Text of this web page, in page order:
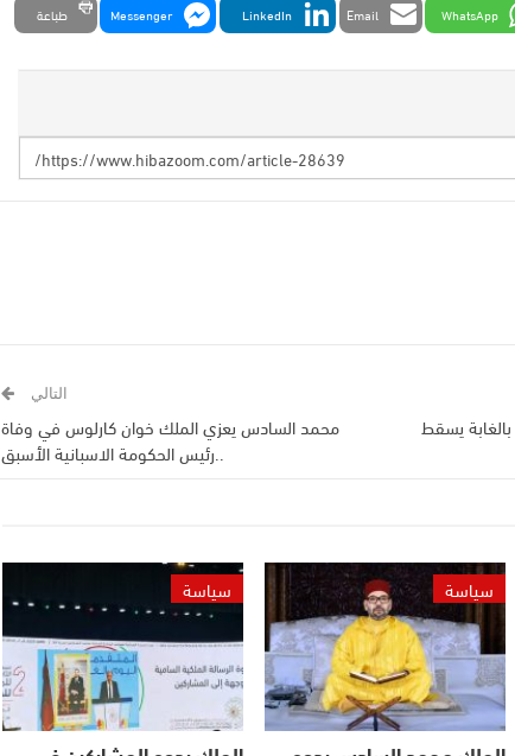
WhatsApp
Email
LinkedIn
Messenger طباعة
يسقط
التالي
محمد السادس يعزي الملك خوان كارلوس في وفاة
..رئيس الحكومة الاسبانية الأسبق
سياسة سياسة